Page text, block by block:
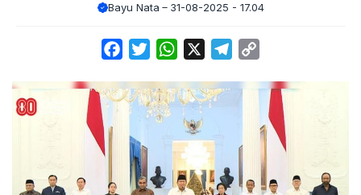
Bayu Nata 31-08-2025 - 17.04
FacebookTwitterWhatsApp Telegram